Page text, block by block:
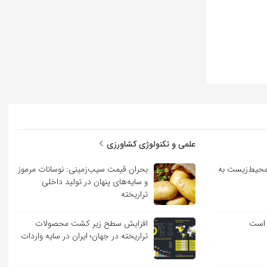
به
است
علمی و تکنولوژی کشاورزی
بحران قیمت سیب‌زمینی: نوسانات مرموز
و سایه‌های پنهان در تولید داخلی
تراریخته
افزایش سطح زیر کشت محصولات
تراریخته در جهان؛ ایران در سایه واردات